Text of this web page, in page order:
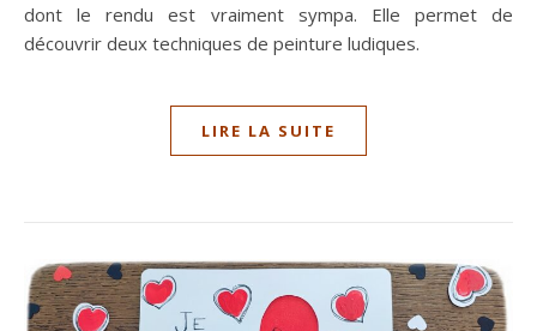
dont le rendu est vraiment sympa. Elle permet de
découvrir deux techniques de peinture ludiques.
LIRE LA SUITE